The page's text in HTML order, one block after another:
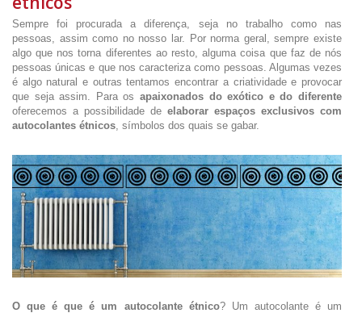
Sempre foi procurada a diferença, seja no trabalho como nas
pessoas, assim como no nosso lar. Por norma geral, sempre existe
algo que nos torna diferentes ao resto, alguma coisa que faz de nós
pessoas únicas e que nos caracteriza como pessoas. Algumas vezes
é algo natural e outras tentamos encontrar a criatividade e provocar
que seja assim. Para os apaixonados do exótico e do diferente
oferecemos a possibilidade de elaborar espaços exclusivos com
autocolantes étnicos, símbolos dos quais se gabar.
O que é que é um autocolante étnico? Um autocolante é um